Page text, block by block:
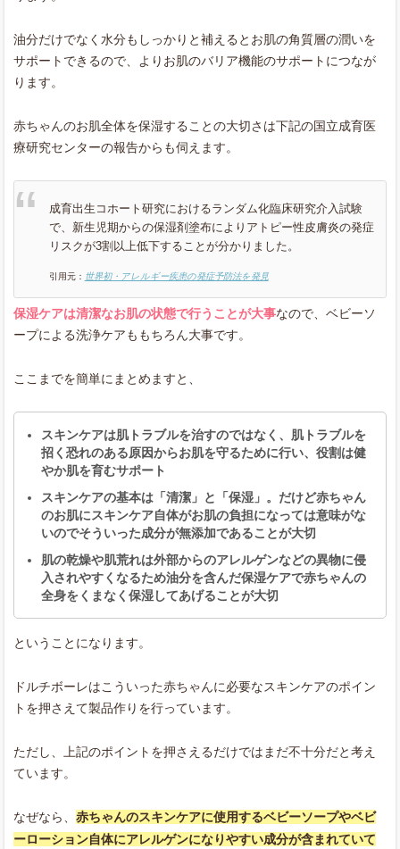
油分だけでなく水分もしっかりと補えるとお肌の角質層の潤いを
サポートできるので、よりお肌のバリア機能のサポートにつなが
ります。
赤ちゃんのお肌全体を保湿することの大切さは下記の国立成育医
療研究センターの報告からも伺えます。
成育出生コホート研究におけるランダム化臨床研究介入試験
で、新生児期からの保湿剤塗布によりアトピー性皮膚炎の発症
リスクが3割以上低下することが分かりました。
引用元： 世界初・アレルギー疾患の発症予防法を発見
保湿ケアは清潔なお肌の状態で行うことが大事なので、ベビーソ
ープによる洗浄ケアももちろん大事です。
ここまでを簡単にまとめますと、
スキンケアは肌トラブルを治すのではなく、肌トラブルを
招く恐れのある原因からお肌を守るために行い、役割は健
やか肌を育むサポート
スキンケアの基本は「清潔」と「保湿」。だけど赤ちゃん
のお肌にスキンケア自体がお肌の負担になっては意味がな
いのでそういった成分が無添加であることが大切
肌の乾燥や肌荒れは外部からのアレルゲンなどの異物に侵
入されやすくなるため油分を含んだ保湿ケアで赤ちゃんの
全身をくまなく保湿してあげることが大切
ということになります。
ドルチボーレはこういった赤ちゃんに必要なスキンケアのポイン
トを押さえて製品作りを行っています。
ただし、上記のポイントを押さえるだけではまだ不十分だと考え
ています。
なぜなら、 赤ちゃんのスキンケアに使用するベビーソープやベビ
ーローション自体にアレルゲンになりやすい成分が含まれていて